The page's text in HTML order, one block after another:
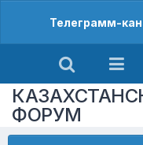
Телеграмм-
ФОРУМ